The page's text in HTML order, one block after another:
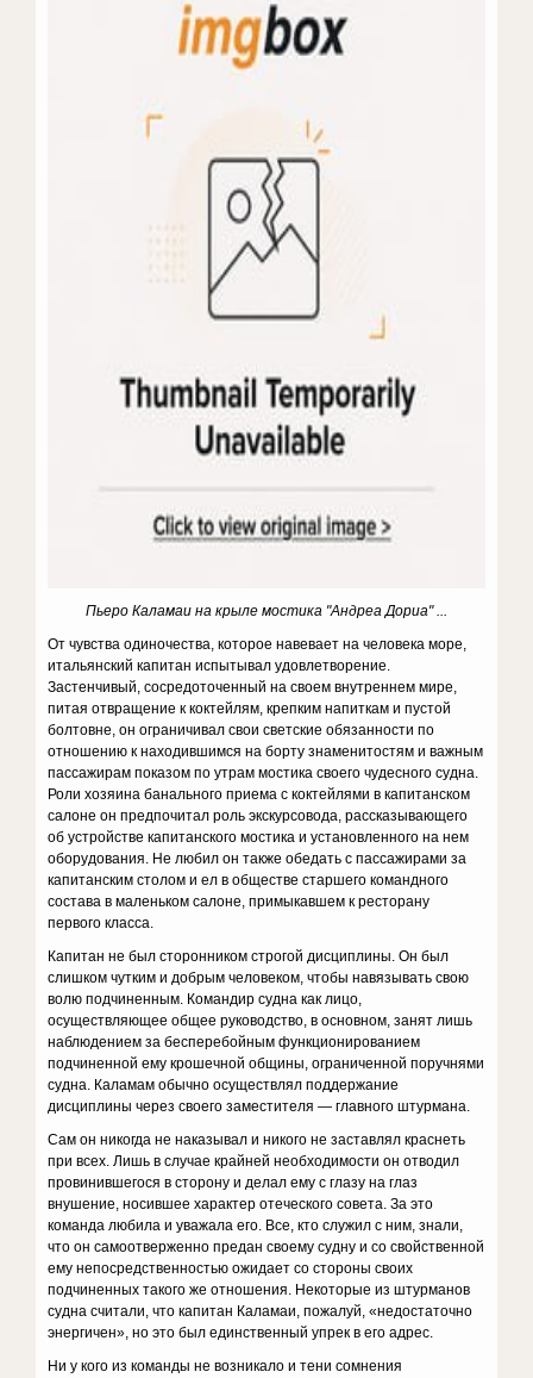
Пьеро Каламаи на крыле мостика "Андреа Дориа" ...
От чувства одиночества, которое навевает на человека море,
итальянский капитан испытывал удовлетворение.
Застенчивый, сосредоточенный на своем внутреннем мире,
питая отвращение к коктейлям, крепким напиткам и пустой
болтовне, он ограничивал свои светские обязанности по
отношению к находившимся на борту знаменитостям и важным
пассажирам показом по утрам мостика своего чудесного судна.
Роли хозяина банального приема с коктейлями в капитанском
салоне он предпочитал роль экскурсовода, рассказывающего
об устройстве капитанского мостика и установленного на нем
оборудования. Не любил он также обедать с пассажирами за
капитанским столом и ел в обществе старшего командного
состава в маленьком салоне, примыкавшем к ресторану
первого класса.
Капитан не был сторонником строгой дисциплины. Он был
слишком чутким и добрым человеком, чтобы навязывать свою
волю подчиненным. Командир судна как лицо,
осуществляющее общее руководство, в основном, занят лишь
наблюдением за бесперебойным функционированием
подчиненной ему крошечной общины, ограниченной поручнями
судна. Каламам обычно осуществлял поддержание
дисциплины через своего заместителя — главного штурмана.
Сам он никогда не наказывал и никого не заставлял краснеть
при всех. Лишь в случае крайней необходимости он отводил
провинившегося в сторону и делал ему с глазу на глаз
внушение, носившее характер отеческого совета. За это
команда любила и уважала его. Все, кто служил с ним, знали,
что он самоотверженно предан своему судну и со свойственной
ему непосредственностью ожидает со стороны своих
подчиненных такого же отношения. Некоторые из штурманов
судна считали, что капитан Каламаи, пожалуй, «недостаточно
энергичен», но это был единственный упрек в его адрес.
Ни у кого из команды не возникало и тени сомнения